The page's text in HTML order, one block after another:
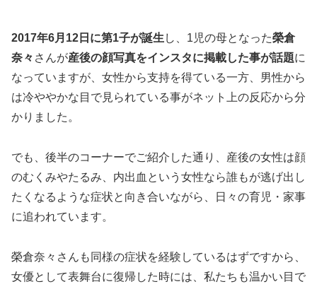
2017年6月12日に第1子が誕生 し、1児の母となった榮倉
奈々 さんが産後の顔写真をインスタに掲載した事が話題に
なっていますが、女性から支持を得ている一方、男性から
は冷ややかな目で見られている事がネット上の反応から分
かりました。
でも、後半のコーナーでご紹介した通り、産後の女性は顔
のむくみやたるみ、内出血という女性なら誰もが逃げ出し
たくなるような症状と向き合いながら、日々の育児・家事
に追われています。
榮倉奈々さんも同様の症状を経験しているはずですから、
女優として表舞台に復帰した時には、私たちも温かい目で